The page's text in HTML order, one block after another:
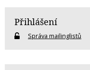
Přihlášení
Správa mailinglistů